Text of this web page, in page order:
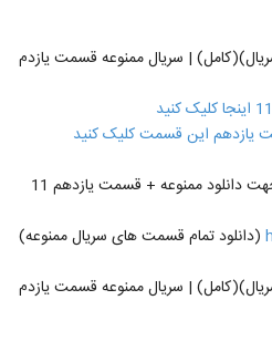
| سریال ممنوعه قسمت یازدم
یازدهم این قسمت کلیک کنید
(جهت دانلود ممنوعه + قسمت یازدهم 11
(دانلود تمام قسمت های سریال ممنوعه)
| سریال ممنوعه قسمت یازدم